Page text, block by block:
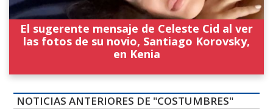
El sugerente mensaje de Celeste Cid al ver
las fotos de su novio, Santiago Korovsky,
en Kenia
NOTICIAS ANTERIORES DE "COSTUMBRES"